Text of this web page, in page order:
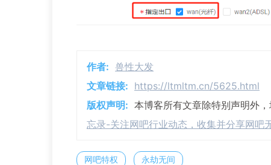
作者: 兽性大发
文章链接: https://ltmltm.cn/5625.html
版权声明: 本博客所有文章除特别声明外
忘录-关注网吧行业动态，收集并分享网吧
网吧特权 永劫无间